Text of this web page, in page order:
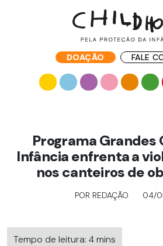
DOAÇÃO FALE
Programa Grandes
Infância enfrenta a
nos canteiros de
POR REDAÇÃO 04/
Tempo de leitura: 4 mins